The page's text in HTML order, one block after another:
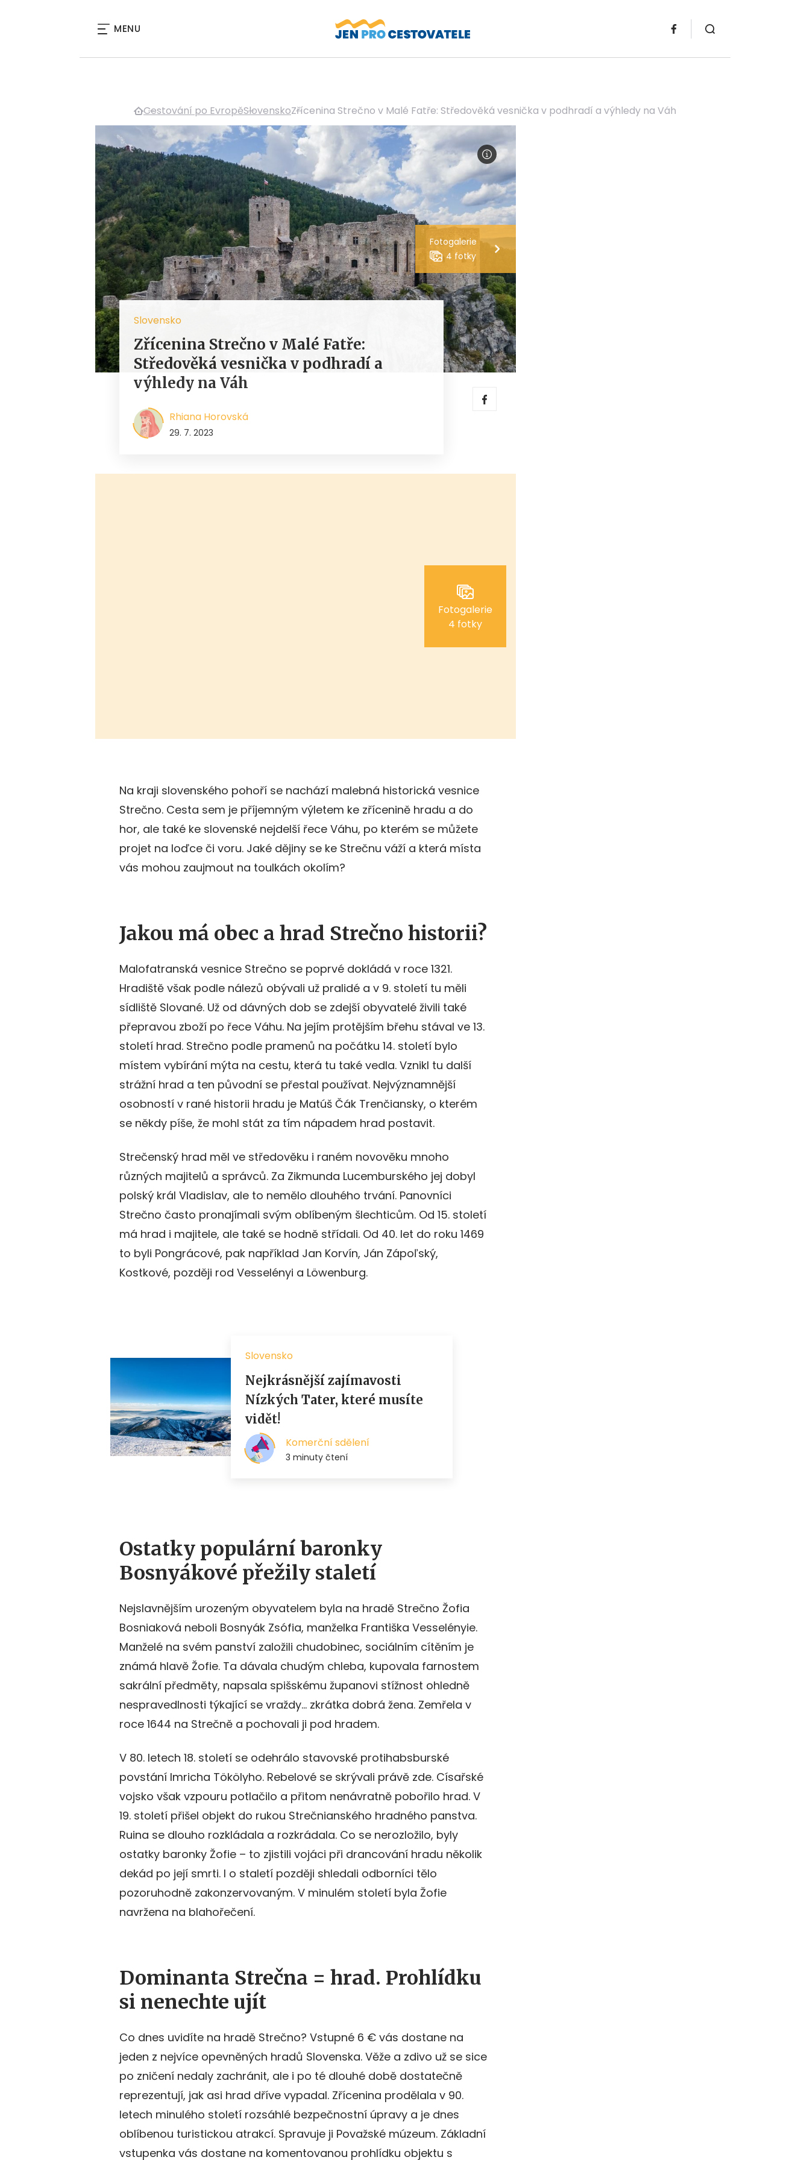
MENU
Cestování po EvropěSlovenskoZřícenina Strečno v Malé Fatře: Středověká vesnička v podhradí a výhledy na Váh
Fotogalerie
4 fotky
Slovensko
Zřícenina Strečno v Malé Fatře:
Středověká vesnička v podhradí a
výhledy na Váh
Rhiana Horovská
29. 7. 2023
Fotogalerie
4 fotky
Na kraji slovenského pohoří se nachází malebná historická vesnice
Strečno. Cesta sem je příjemným výletem ke zřícenině hradu a do
hor, ale také ke slovenské nejdelší řece Váhu, po kterém se můžete
projet na loďce či voru. Jaké dějiny se ke Strečnu váží a která místa
vás mohou zaujmout na toulkách okolím?
Jakou má obec a hrad Strečno historii?
Malofatranská vesnice Strečno se poprvé dokládá v roce 1321.
Hradiště však podle nálezů obývali už pralidé a v 9. století tu měli
sídliště Slované. Už od dávných dob se zdejší obyvatelé živili také
přepravou zboží po řece Váhu. Na jejím protějším břehu stával ve 13.
století hrad. Strečno podle pramenů na počátku 14. století bylo
místem vybírání mýta na cestu, která tu také vedla. Vznikl tu další
strážní hrad a ten původní se přestal používat. Nejvýznamnější
osobností v rané historii hradu je Matúš Čák Trenčiansky, o kterém
se někdy píše, že mohl stát za tím nápadem hrad postavit.
Strečenský hrad měl ve středověku i raném novověku mnoho
různých majitelů a správců. Za Zikmunda Lucemburského jej dobyl
polský král Vladislav, ale to nemělo dlouhého trvání. Panovníci
Strečno často pronajímali svým oblíbeným šlechticům. Od 15. století
má hrad i majitele, ale také se hodně střídali. Od 40. let do roku 1469
to byli Pongrácové, pak například Jan Korvín, Ján Zápoľský,
Kostkové, později rod Vesselényi a Löwenburg.
Ostatky populární baronky
Bosnyákové přežily staletí
Nejslavnějším urozeným obyvatelem byla na hradě Strečno Žofia
Bosniaková neboli Bosnyák Zsófia, manželka Františka Vesselényie.
Manželé na svém panství založili chudobinec, sociálním cítěním je
známá hlavě Žofie. Ta dávala chudým chleba, kupovala farnostem
sakrální předměty, napsala spišskému županovi stížnost ohledně
nespravedlnosti týkající se vraždy… zkrátka dobrá žena. Zemřela v
roce 1644 na Strečně a pochovali ji pod hradem.
V 80. letech 18. století se odehrálo stavovské protihabsburské
povstání Imricha Tökölyho. Rebelové se skrývali právě zde. Císařské
vojsko však vzpouru potlačilo a přitom nenávratně pobořilo hrad. V
19. století přišel objekt do rukou Strečnianského hradného panstva.
Ruina se dlouho rozkládala a rozkrádala. Co se nerozložilo, byly
ostatky baronky Žofie – to zjistili vojáci při drancování hradu několik
dekád po její smrti. I o staletí později shledali odborníci tělo
pozoruhodně zakonzervovaným. V minulém století byla Žofie
navržena na blahořečení.
Dominanta Strečna = hrad. Prohlídku
si nenechte ujít
Co dnes uvidíte na hradě Strečno? Vstupné 6 € vás dostane na
jeden z nejvíce opevněných hradů Slovenska. Věže a zdivo už se sice
po zničení nedaly zachránit, ale i po té dlouhé době dostatečně
reprezentují, jak asi hrad dříve vypadal. Zřícenina prodělala v 90.
letech minulého století rozsáhlé bezpečnostní úpravy a je dnes
oblíbenou turistickou atrakcí. Spravuje ji Považské múzeum. Základní
vstupenka vás dostane na komentovanou prohlídku objektu s